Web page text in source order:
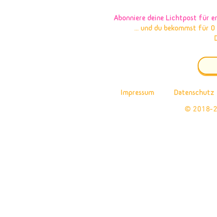
Abonniere deine Lichtpost für
... und du bekommst für
Impressum Datenschutz
© 2018-